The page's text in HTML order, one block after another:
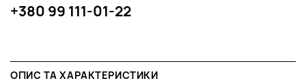
+380 99 111-01-22
ОПИС ТА ХАРАКТЕРИСТИКИ